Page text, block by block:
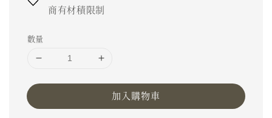
商有材積限制
數量
加入購物車